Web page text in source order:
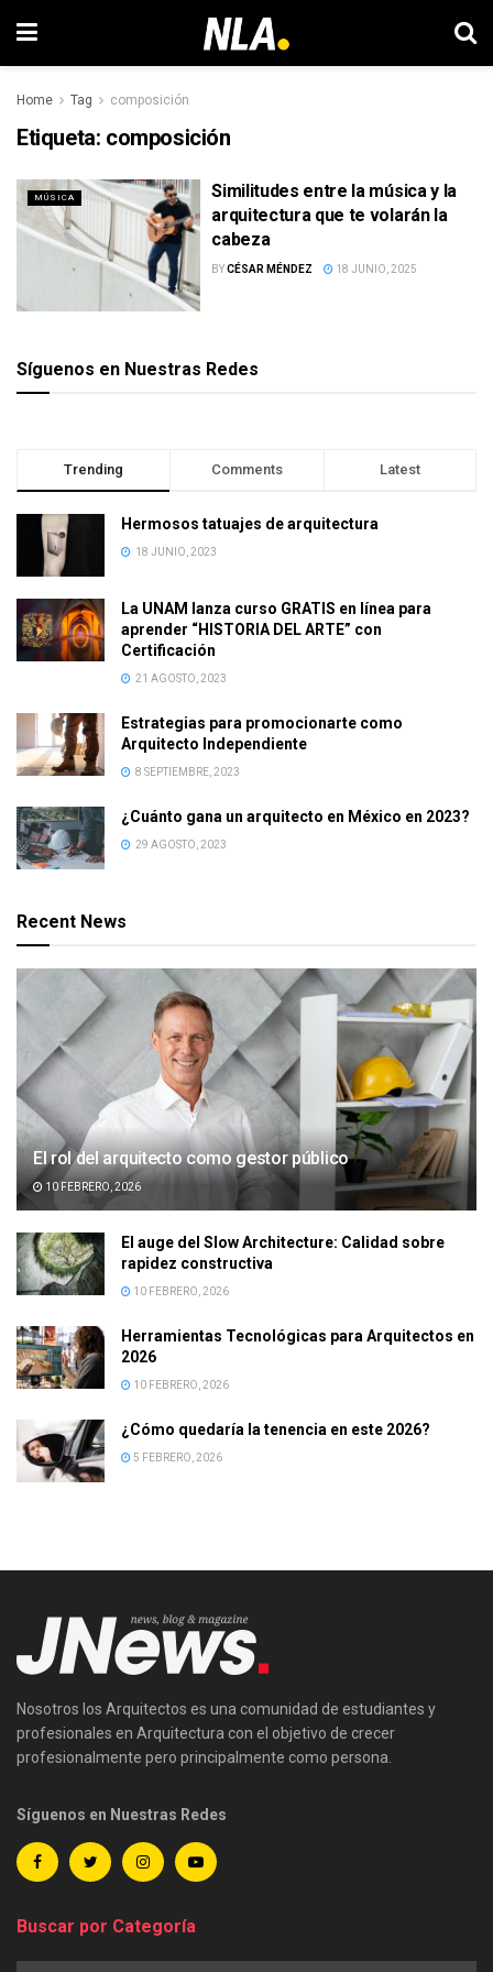
Home Tag composición
Etiqueta: composición
MÚSICA
Similitudes entre la música y la
arquitectura que te volarán la
cabeza
BYCÉSAR MÉNDEZ 18 JUNIO, 2025
Síguenos en Nuestras Redes
Trending Comments Latest
Hermosos tatuajes de arquitectura
18 JUNIO, 2023
La UNAM lanza curso GRATIS en línea para
aprender “HISTORIA DEL ARTE” con
Certificación
21 AGOSTO, 2023
Estrategias para promocionarte como
Arquitecto Independiente
8 SEPTIEMBRE, 2023
¿Cuánto gana un arquitecto en México en 2023?
29 AGOSTO, 2023
Recent News
El rol del arquitecto como gestor público
10 FEBRERO, 2026
El auge del Slow Architecture: Calidad sobre
rapidez constructiva
10 FEBRERO, 2026
Herramientas Tecnológicas para Arquitectos en
2026
10 FEBRERO, 2026
¿Cómo quedaría la tenencia en este 2026?
5 FEBRERO, 2026
Nosotros los Arquitectos es una comunidad de estudiantes y
profesionales en Arquitectura con el objetivo de crecer
profesionalmente pero principalmente como persona.
Síguenos en Nuestras Redes
Buscar por Categoría